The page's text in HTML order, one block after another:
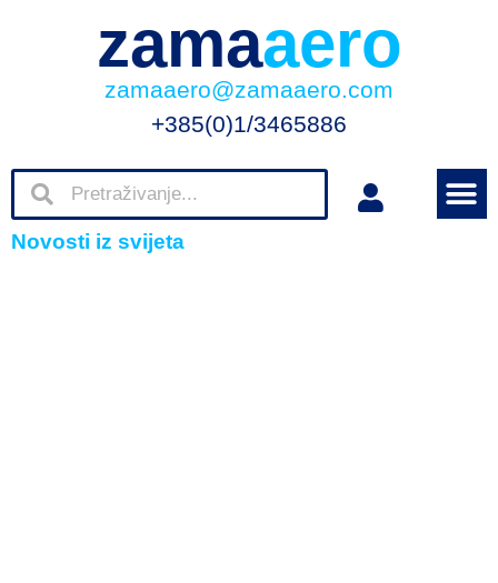
zamaaero
zamaaero@zamaaero.com
+385(0)1/3465886
Novosti iz svijeta